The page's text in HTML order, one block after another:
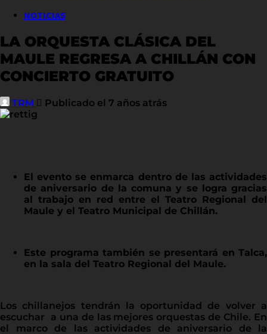
NOTICIAS
LA ORQUESTA CLÁSICA DEL
MAULE REGRESA A CHILLÁN CON
CONCIERTO GRATUITO
TRM Publicado el 7 años atrás
El evento se enmarca dentro de las actividades
de aniversario de la comuna y se logra gracias
al trabajo en red entre el Teatro Regional del
Maule y el Teatro Municipal de Chillán.
Este programa también se presentará en Talca,
en la sala del Teatro Regional del Maule.
Los chillanejos tendrán la oportunidad de volver a
escuchar a una de las mejores orquestas de Chile. En
el marco de las actividades de aniversario de la